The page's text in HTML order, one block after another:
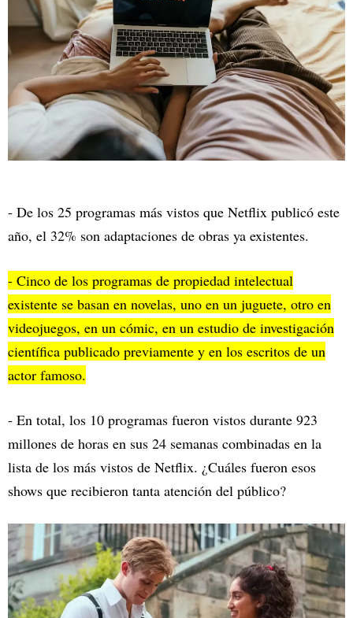
- De los 25 programas más vistos que Netflix publicó este
año, el 32% son adaptaciones de obras ya existentes.
- Cinco de los programas de propiedad intelectual
existente se basan en novelas, uno en un juguete, otro en
videojuegos, en un cómic, en un estudio de investigación
científica publicado previamente y en los escritos de un
actor famoso.
- En total, los 10 programas fueron vistos durante 923
millones de horas en sus 24 semanas combinadas en la
lista de los más vistos de Netflix. ¿Cuáles fueron esos
shows que recibieron tanta atención del público?